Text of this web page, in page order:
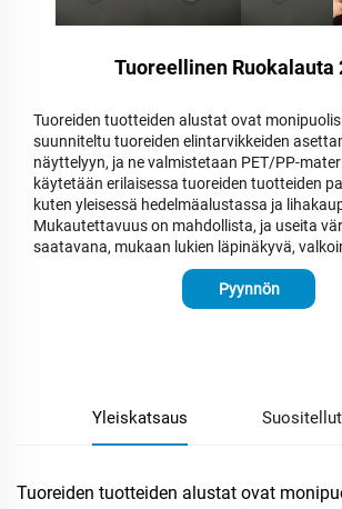
Tuoreellinen Ruokalauta
Tuoreiden tuotteiden alustat ovat
suunniteltu tuoreiden elintarvikkeiden
näyttelyyn, ja ne valmistetaan PET/PP-
käytetään erilaisessa tuoreiden tuotteiden
kuten yleisessä hedelmäalustassa ja
Mukautettavuus on mahdollista, ja useita
saatavana, mukaan lukien läpinäkyvä,
Pyynnön
Yleiskatsaus
Tuoreiden tuotteiden alustat ovat